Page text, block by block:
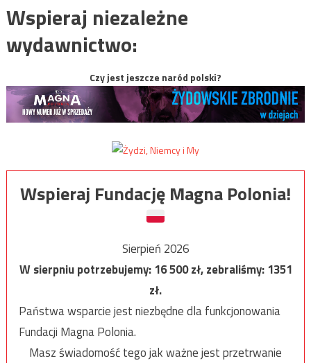
Wspieraj niezależne
wydawnictwo:
Czy jest jeszcze naród polski?
Wspieraj Fundację Magna Polonia!
Sierpień 2026
W sierpniu potrzebujemy:16 500zł, zebraliśmy:1351
zł.
Państwa wsparcie jest niezbędne dla funkcjonowania
Fundacji Magna Polonia.
Masz świadomość tego jak ważne jest przetrwanie